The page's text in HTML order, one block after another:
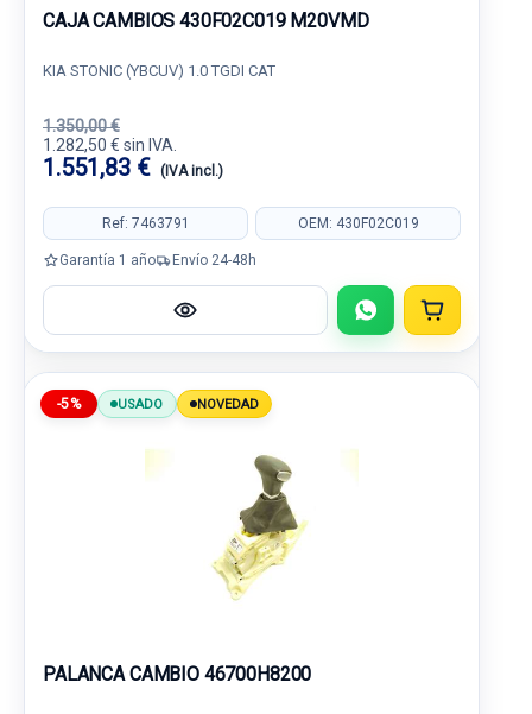
CAJA CAMBIOS 430F02C019 M20VMD
KIA STONIC (YBCUV) 1.0 TGDI CAT
1.350,00 €
1.282,50 € sin IVA.
1.551,83 € (IVA incl.)
Ref: 7463791 OEM: 430F02C019
Garantía 1 año Envío 24-48h
-5% USADO NOVEDAD
PALANCA CAMBIO 46700H8200